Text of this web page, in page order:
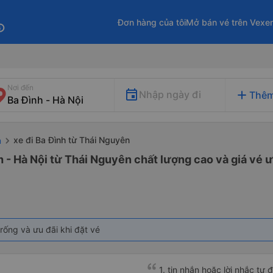
Đơn hàng của tôiMở bán vé trên
Nơi đến
Nhập ngày đi add
xe đi Ba Đình từ Thái Nguyên
- Hà Nội từ Thái Nguyên chất lượng cao và giá vé
và ưu đãi khi đặt vé
1. tin nhắn hoặc lời nhắc tự